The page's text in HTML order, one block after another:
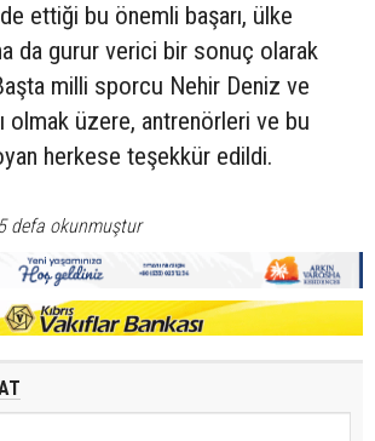
ettiği bu önemli başarı, ülke
da gurur verici bir sonuç olarak
milli sporcu Nehir Deniz ve
olmak üzere, antrenörleri ve bu
herkese teşekkür edildi.
defa okunmuştur